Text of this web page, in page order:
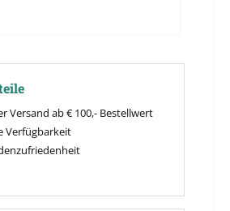
Versand ab € 100,- Bestellwert
Verfügbarkeit